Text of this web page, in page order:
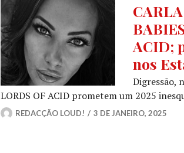
ACID;
nos
Digressão,
LORDS OF ACID prometem um 2025
REDACÇÃO LOUD! 3 DE JANEIRO, 2025